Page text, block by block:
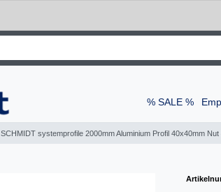
% SALE %
SCHMIDT systemprofile 2000mm Aluminium Profil 40x40mm